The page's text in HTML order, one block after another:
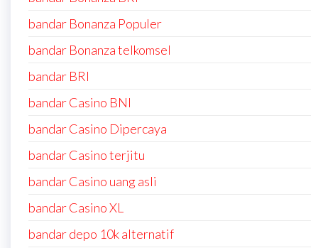
bandar Bonanza Populer
bandar Bonanza telkomsel
bandar BRI
bandar Casino BNI
bandar Casino Dipercaya
bandar Casino terjitu
bandar Casino uang asli
bandar Casino XL
bandar depo 10k alternatif